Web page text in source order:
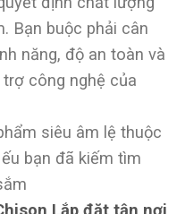
Bạn buộc phải cân
năng, độ an toàn và
công nghệ của
siêu âm lệ thuộc
bạn đã kiếm tìm
Lắp đặt tận nơi,